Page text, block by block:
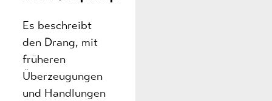
Es beschreibt
den Drang, mit
früheren
Überzeugungen
und Handlungen